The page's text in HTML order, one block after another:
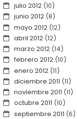
julio 2012(10)
junio 2012(8)
mayo 2012(12)
abril 2012(12)
marzo 2012(14)
febrero 2012(10)
enero 2012(11)
diciembre 2011 (11)
noviembre 2011 (11)
octubre 2011 (10)
septiembre 2011 (6)